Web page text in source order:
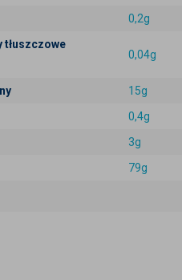
0,2g
tłuszczowe
0,04g
15g
0,4g
3g
79g